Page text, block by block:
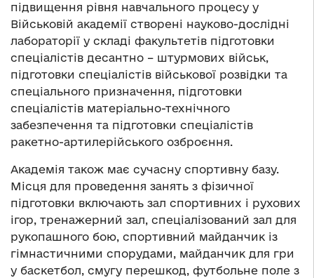
підвищення рівня навчального процесу у
Військовій академії створені науково-дослідні
лабораторії у складі факультетів підготовки
спеціалістів десантно – штурмових військ,
підготовки спеціалістів військової розвідки та
спеціального призначення, підготовки
спеціалістів матеріально-технічного
забезпечення та підготовки спеціалістів
ракетно-артилерійського озброєння.
Академія також має сучасну спортивну базу.
Місця для проведення занять з фізичної
підготовки включають зал спортивних і рухових
ігор, тренажерний зал, спеціалізований зал для
рукопашного бою, спортивний майданчик із
гімнастичними спорудами, майданчик для гри
у баскетбол, смугу перешкод, футбольне поле з